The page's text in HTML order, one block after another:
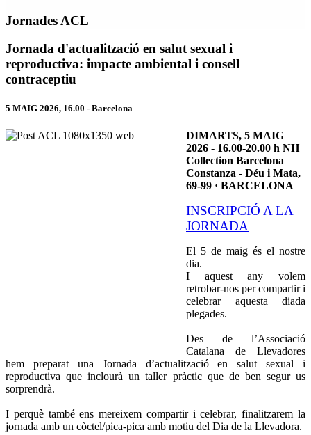
Jornades ACL
Jornada d'actualització en salut sexual i
reproductiva: impacte ambiental i consell
contraceptiu
5 MAIG 2026, 16.00 - Barcelona
DIMARTS, 5 MAIG
2026 - 16.00-20.00 h NH
Collection Barcelona
Constanza - Déu i Mata,
69-99 · BARCELONA
INSCRIPCIÓ A LA
JORNADA
El 5 de maig és el nostre
dia.
I aquest any volem
retrobar-nos per compartir i
celebrar aquesta diada
plegades.
Des de l’Associació
Catalana de Llevadores
hem preparat una Jornada d’actualització en salut sexual i
reproductiva que inclourà un taller pràctic que de ben segur us
sorprendrà.
I perquè també ens mereixem compartir i celebrar, finalitzarem la
jornada amb un còctel/pica-pica amb motiu del Dia de la Llevadora.